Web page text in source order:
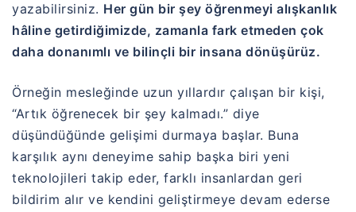
yazabilirsiniz. Her gün bir şey öğrenmeyi alışkanlık
hâline getirdiğimizde, zamanla fark etmeden çok
daha donanımlı ve bilinçli bir insana dönüşürüz.
Örneğin mesleğinde uzun yıllardır çalışan bir kişi,
“Artık öğrenecek bir şey kalmadı.” diye
düşündüğünde gelişimi durmaya başlar. Buna
karşılık aynı deneyime sahip başka biri yeni
teknolojileri takip eder, farklı insanlardan geri
bildirim alır ve kendini geliştirmeye devam ederse